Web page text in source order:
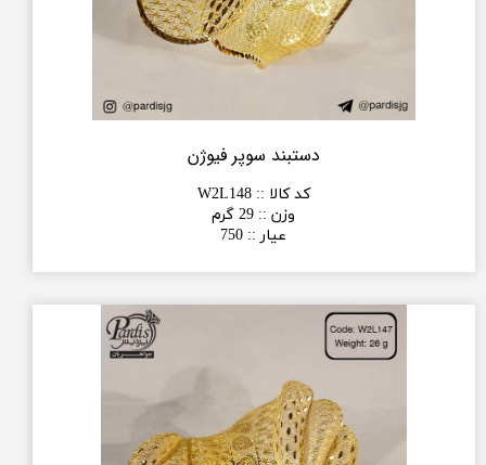
دستبند سوپر فیوژن
کد کالا ::
W2L148
وزن :: 29 گرم
عیار ::
750